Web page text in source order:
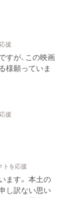
援
すが、この映画
様願っていま
援
トを応援
ます。 本土の
し訳ない思い